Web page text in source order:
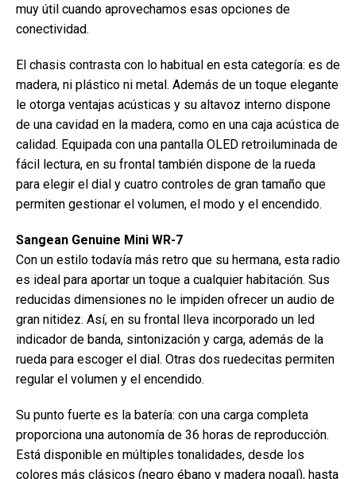
muy útil cuando aprovechamos esas opciones de
conectividad.
El chasis contrasta con lo habitual en esta categoría: es de
madera, ni plástico ni metal. Además de un toque elegante
le otorga ventajas acústicas y su altavoz interno dispone
de una cavidad en la madera, como en una caja acústica de
calidad. Equipada con una pantalla OLED retroiluminada de
fácil lectura, en su frontal también dispone de la rueda
para elegir el dial y cuatro controles de gran tamaño que
permiten gestionar el volumen, el modo y el encendido.
Sangean Genuine Mini WR-7
Con un estilo todavía más retro que su hermana, esta radio
es ideal para aportar un toque a cualquier habitación. Sus
reducidas dimensiones no le impiden ofrecer un audio de
gran nitidez. Así, en su frontal lleva incorporado un led
indicador de banda, sintonización y carga, además de la
rueda para escoger el dial. Otras dos ruedecitas permiten
regular el volumen y el encendido.
Su punto fuerte es la batería: con una carga completa
proporciona una autonomía de 36 horas de reproducción.
Está disponible en múltiples tonalidades, desde los
colores más clásicos (negro ébano y madera nogal), hasta